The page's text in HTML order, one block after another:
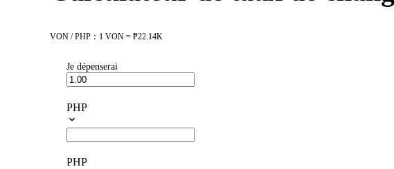
VON / PHP：1 VON = ₱22.14K
Je dépenserai
PHP
PHP